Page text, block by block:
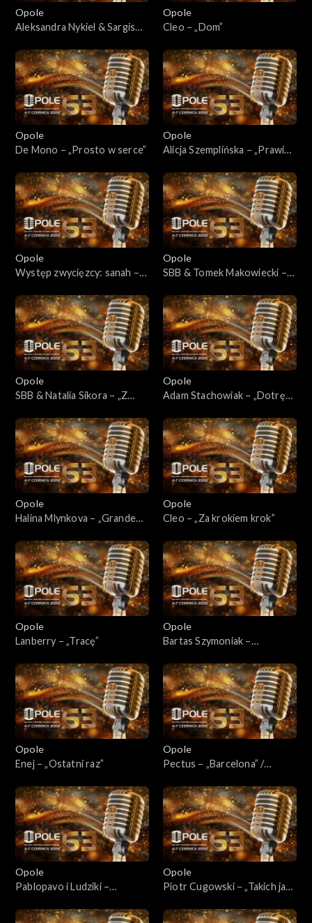
Opole
Aleksandra Nykiel & Sargis
Opole
Cleo – „Dom”
Opole
De Mono – „Prosto w serce”
Opole
Alicja Szemplińska – „Prawie
Opole
Występ zwycięzcy: sanah –
Opole
SBB & Tomek Makowiecki –
Opole
SBB & Natalia Sikora – „Z
Opole
Adam Stachowiak – „Dotrę
Opole
Halina Mlynkova – „Grande
Opole
Cleo – „Za krokiem krok”
Opole
Lanberry – „Tracę”
Opole
Bartas Szymoniak –
Opole
Enej – „Ostatni raz”
Opole
Pectus – „Barcelona” /
Opole
Pablopavo i Ludziki –
sierpnia” / „Odtąd”
Opole
Piotr Cugowski – „Takich jak